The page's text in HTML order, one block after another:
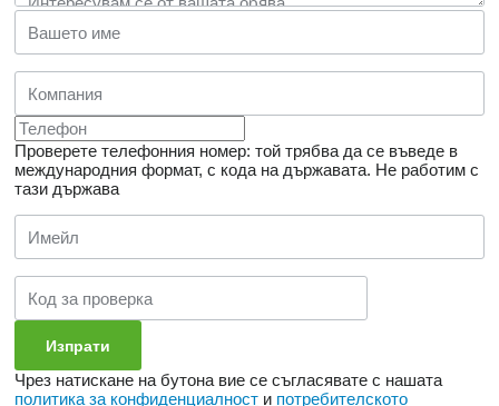
Проверете телефонния номер: той трябва да се въведе в
международния формат, с кода на държавата. Не работим с
тази държава
Чрез натискане на бутона вие се съгласявате с нашата
политика за конфиденциалност и потребителското